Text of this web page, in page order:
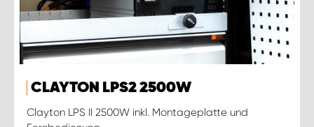
CLAYTON LPS2 2500W
Clayton LPS II 2500W inkl. Montageplatte und